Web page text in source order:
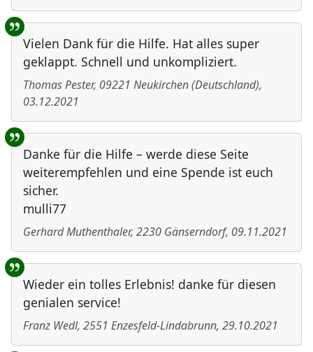
Vielen Dank für die Hilfe. Hat alles super
geklappt. Schnell und unkompliziert.
Thomas Pester, 09221 Neukirchen(Deutschland),
03.12.2021
Danke für die Hilfe – werde diese Seite
weiterempfehlen und eine Spende ist euch
sicher.
mulli77
Gerhard Muthenthaler, 2230 Gänserndorf, 09.11.2021
Wieder ein tolles Erlebnis! danke für diesen
genialen service!
Franz Wedl, 2551 Enzesfeld-Lindabrunn, 29.10.2021